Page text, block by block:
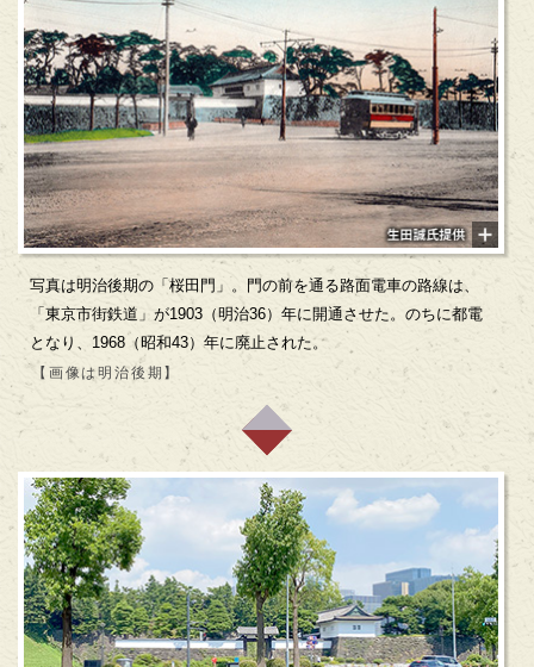
写真は明治後期の「桜田門」。門の前を通る路面電車の路線は、
「東京市街鉄道」が1903（明治36）年に開通させた。のちに都電
となり、1968（昭和43）年に廃止された。
【画像は明治後期】